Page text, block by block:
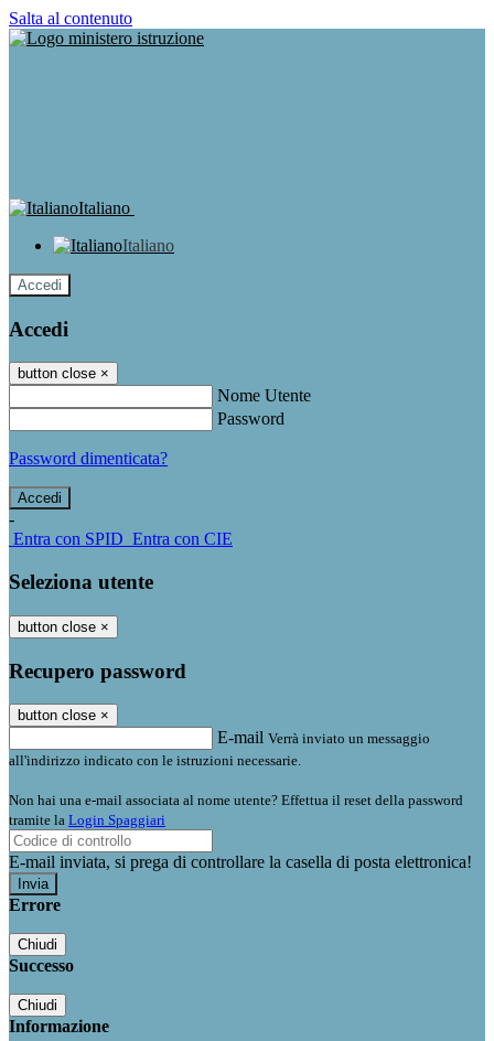
Salta al contenuto
Italiano
Italiano
Accedi
Accedi
button close ×
Nome Utente
Password
Password dimenticata?
-
Entra con SPID Entra con CIE
Seleziona utente
button close ×
Recupero password
button close ×
E-mail Verrà inviato un messaggio
all'indirizzo indicato con le istruzioni necessarie.
Non hai una e-mail associata al nome utente? Effettua il reset della password
tramite la Login Spaggiari
E-mail inviata, si prega di controllare la casella di posta elettronica!
Errore
Chiudi
Successo
Chiudi
Informazione